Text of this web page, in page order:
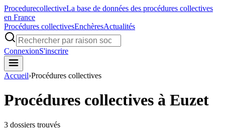
ProcedurecollectiveLa base de données des procédures collectives
en France
Procédures collectivesEnchèresActualités
ConnexionS'inscrire
Accueil›Procédures collectives
Procédures collectives à Euzet
3 dossiers trouvés